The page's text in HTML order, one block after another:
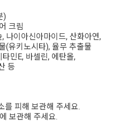
)
크림
나이아신아마이드, 산화아연,
(유키노시타), 율무 추출물
민E, 바셀린, 에탄올,
등
를 피해 보관해 주세요.
보관해 주세요.